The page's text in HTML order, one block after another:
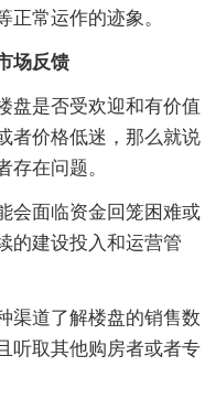
正常运作的迹象。
场反馈
盘是否受欢迎和有价值
者价格低迷，那么就说
存在问题。
会面临资金回笼困难或
的建设投入和运营管
渠道了解楼盘的销售数
听取其他购房者或者专